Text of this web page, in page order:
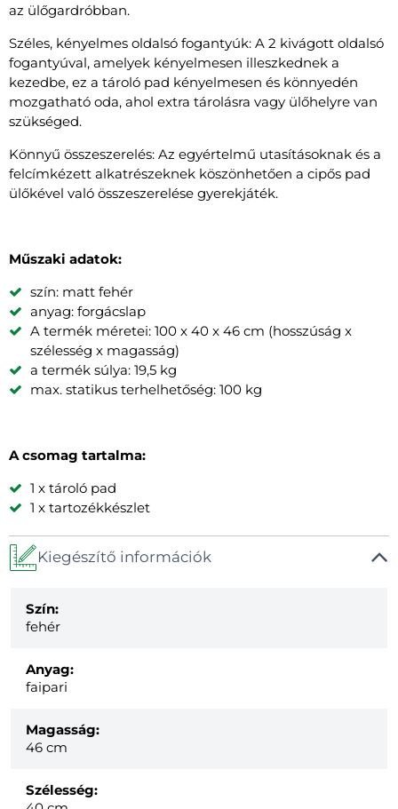
az ülőgardróbban.
Széles, kényelmes oldalsó fogantyúk: A 2 kivágott oldalsó
fogantyúval, amelyek kényelmesen illeszkednek a
kezedbe, ez a tároló pad kényelmesen és könnyedén
mozgatható oda, ahol extra tárolásra vagy ülőhelyre van
szükséged.
Könnyű összeszerelés: Az egyértelmű utasításoknak és a
felcímkézett alkatrészeknek köszönhetően a cipős pad
ülőkével való összeszerelése gyerekjáték.
Műszaki adatok:
szín: matt fehér
anyag: forgácslap
A termék méretei: 100 x 40 x 46 cm (hosszúság x
szélesség x magasság)
a termék súlya: 19,5 kg
max. statikus terhelhetőség: 100 kg
A csomag tartalma:
1 x tároló pad
1 x tartozékkészlet
Kiegészítő információk
Szín:
fehér
Anyag:
faipari
Magasság:
46 cm
Szélesség: